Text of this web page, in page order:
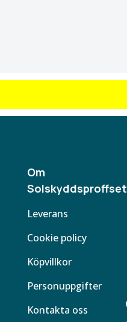
Om
Solskyddsproffset
Leverans
Cookie policy
Köpvillkor
Personuppgifter
Kontakta oss